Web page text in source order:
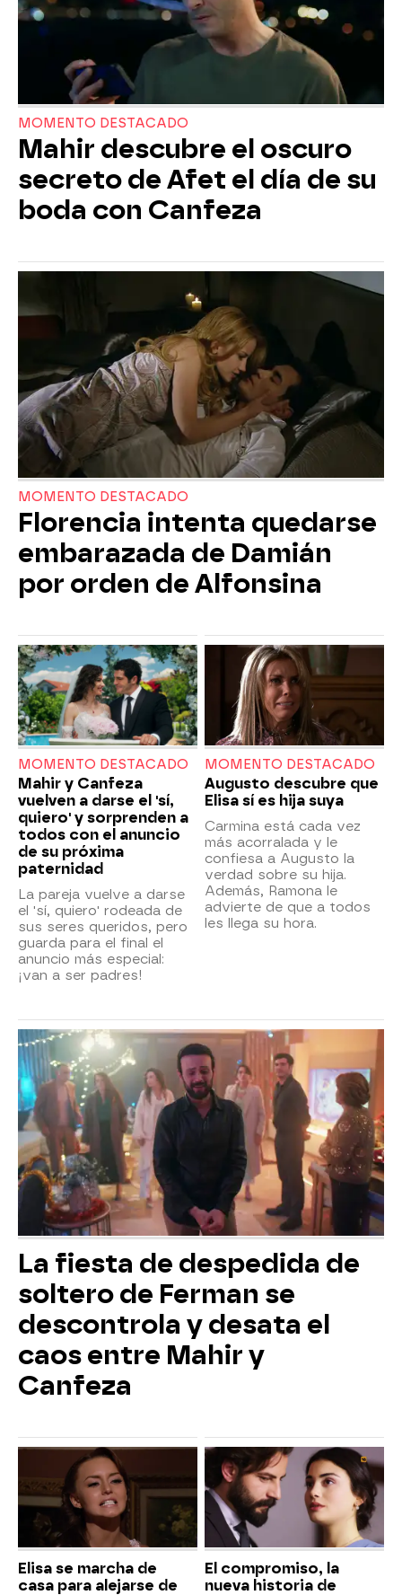
MOMENTO DESTACADO
Mahir descubre el oscuro
secreto de Afet el día de su
boda con Canfeza
MOMENTO DESTACADO
Florencia intenta quedarse
embarazada de Damián
por orden de Alfonsina
MOMENTO DESTACADO
Mahir y Canfeza
vuelven a darse el 'sí,
quiero' y sorprenden a
todos con el anuncio
de su próxima
paternidad
La pareja vuelve a darse
el 'sí, quiero' rodeada de
sus seres queridos, pero
guarda para el final el
anuncio más especial:
¡van a ser padres!
MOMENTO DESTACADO
Augusto descubre que
Elisa sí es hija suya
Carmina está cada vez
más acorralada y le
confiesa a Augusto la
verdad sobre su hija.
Además, Ramona le
advierte de que a todos
les llega su hora.
La fiesta de despedida de
soltero de Ferman se
descontrola y desata el
caos entre Mahir y
Canfeza
Elisa se marcha de
casa para alejarse de
El compromiso, la
nueva historia de